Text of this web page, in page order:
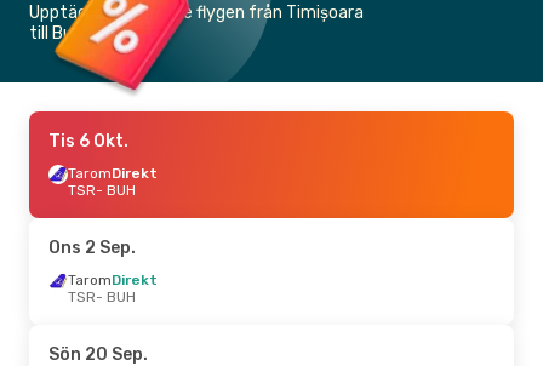
Upptäck de billigaste flygen från Timișoara
till Bukarest
Tis 6 Okt.
TaromDirekt
TSR- BUH
Ons 2 Sep.
TaromDirekt
TSR- BUH
Sön 20 Sep.